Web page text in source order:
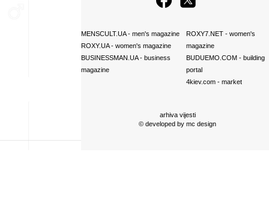
MENSCULT.UA- men's magazine
ROXY.UA- women's magazine
BUSINESSMAN.UA- business
magazine
ROXY7.NET- women's
magazine
BUDUEMO.COM- building
portal
4kiev.com- market
arhiva vijesti
© developed by mc design